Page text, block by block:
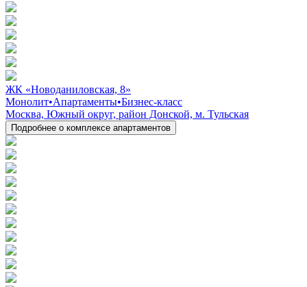
ЖК «Новоданиловская, 8»
Монолит•Апартаменты•Бизнес-класс
Москва, Южный округ, район Донской, м. Тульская
Подробнее о комплексе апартаментов